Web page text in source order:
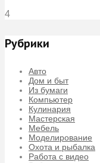
4
Рубрики
Авто
Дом и быт
Из бумаги
Компьютер
Кулинария
Мастерская
Мебель
Моделирование
Охота и рыбалка
Работа с видео